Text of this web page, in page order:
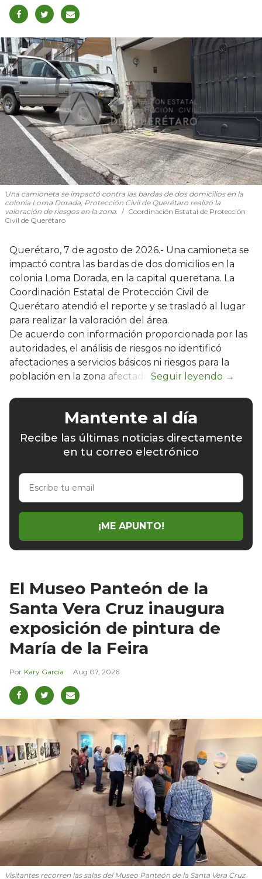
Una camioneta se impactó contra las bardas de dos domicilios en la
colonia Loma Dorada; Protección Civil de Querétaro realizó la
valoración de riesgos en la zona.
Coordinación Estatal de Protección
Civil de Querétaro
Querétaro, 7 de agosto de 2026.- Una camioneta se
impactó contra las bardas de dos domicilios en la
colonia Loma Dorada, en la capital queretana. La
Coordinación Estatal de Protección Civil de
Querétaro atendió el reporte y se trasladó al lugar
para realizar la valoración del área.
De acuerdo con información proporcionada por las
autoridades, el análisis de riesgos no identificó
afectaciones a servicios básicos ni riesgos para la
población en la zona afectada.
Mantente al día
Recibe las últimas noticias directamente
en tu correo electrónico
Escribe
email
¡ME APUNTO!
El Museo Panteón de la
Santa Vera Cruz inaugura
exposición de pintura de
María de la Feira
Kary García Aug 07, 2026
Visitantes recorren las salas del Museo Panteón de la Santa Vera Cruz